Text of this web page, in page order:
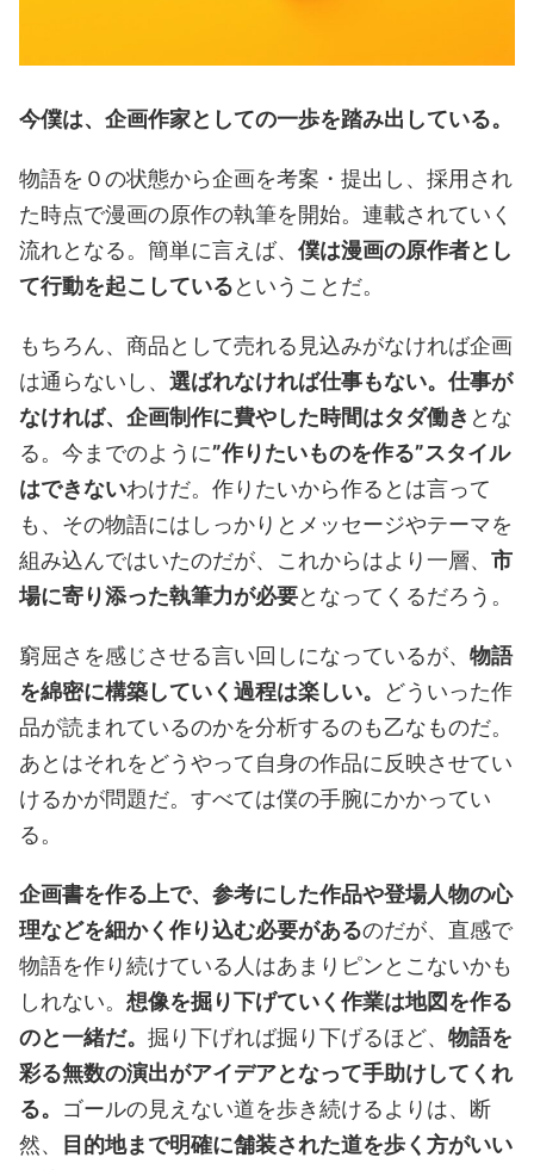
今僕は、企画作家としての一歩を踏み出している。
物語を０の状態から企画を考案・提出し、採用され
た時点で漫画の原作の執筆を開始。連載されていく
流れとなる。簡単に言えば、 僕は漫画の原作者とし
て行動を起こしているということだ。
もちろん、商品として売れる見込みがなければ企画
は通らないし、 選ばれなければ仕事もない。仕事が
なければ、企画制作に費やした時間はタダ働き とな
る。今までのように”作りたいものを作る”スタイル
はできないわけだ。作りたいから作るとは言って
も、その物語にはしっかりとメッセージやテーマを
組み込んではいたのだが、これからはより一層、 市
場に寄り添った執筆力が必要となってくるだろう。
窮屈さを感じさせる言い回しになっているが、 物語
を綿密に構築していく過程は楽しい。
どういった作
品が読まれているのかを分析するのも乙なものだ。
あとはそれをどうやって自身の作品に反映させてい
けるかが問題だ。すべては僕の手腕にかかってい
る。
企画書を作る上で、参考にした作品や登場人物の心
理などを細かく作り込む必要があるのだが、直感で
物語を作り続けている人はあまりピンとこないかも
しれない。 想像を掘り下げていく作業は地図を作る
のと一緒だ。 掘り下げれば掘り下げるほど、 物語を
彩る無数の演出がアイデアとなって手助けしてくれ
る。 ゴールの見えない道を歩き続けるよりは、断
然、
目的地まで明確に舗装された道を歩く方がいい